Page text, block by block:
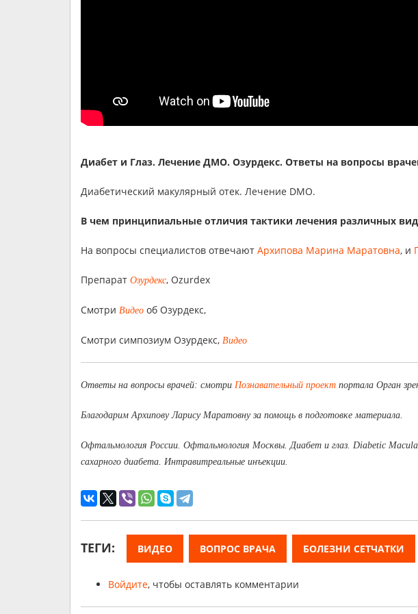
Диабет и Глаз. Лечение ДМО. Озурдекс. Ответы на вопросы
Диабетический макулярный отек. Лечение DMO.
В чем принципиальные отличия тактики лечения различных
На вопросы специалистов отвечают Архипова Марина Маратовна, и
Препарат Озурдекс, Ozurdex
Смотри Видео об Озурдекс,
Смотри симпозиум Озурдекс, Видео
Ответы на вопросы врачей: смотри Познавательный проект портала Орган
Благодарим Архипову Ларису Маратовну за помощь в подготовке материала.
Офтальмология России. Офтальмология Москвы. Диабет и глаз. Diabetic
сахарного диабета. Интравитреальные инъекции.
ТЕГИ: ВИДЕО ВОПРОС ВРАЧА БОЛЕЗНИ СЕТЧАТКИ
Войдите, чтобы оставлять комментарии